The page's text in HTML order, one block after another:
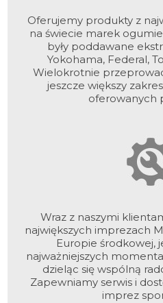
Oferujemy produkty z
na świecie marek
były poddawane
Yokohama, Federal,
Wielokrotnie
jeszcze większy
oferowanych
Wraz z naszymi
największych imprezach
Europie środkowej,
najważniejszych
dzieląc się wspólną
Zapewniamy serwis i
imprez